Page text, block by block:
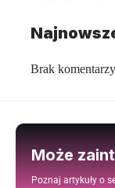
Brak
Może
Poznaj artykuły o